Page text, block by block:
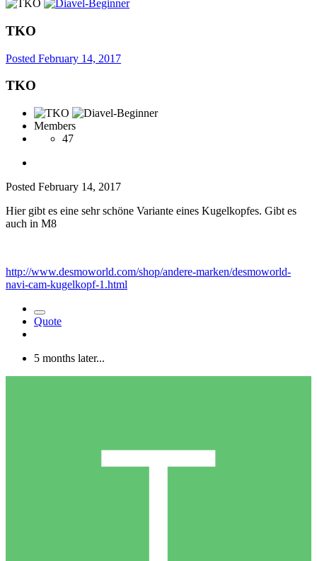
TKO
Posted February 14, 2017
TKO
Members
47
Posted February 14, 2017
Hier gibt es eine sehr schöne Variante eines Kugelkopfes. Gibt es
auch in M8
http://www.desmoworld.com/shop/andere-marken/desmoworld-
navi-cam-kugelkopf-1.html
Quote
5 months later...